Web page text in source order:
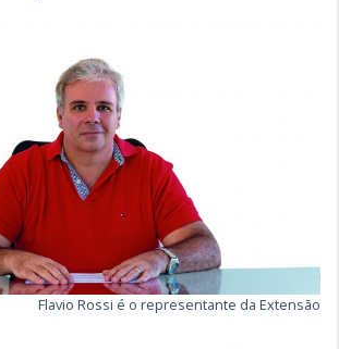
Flavio Rossi é o representante da Extensão